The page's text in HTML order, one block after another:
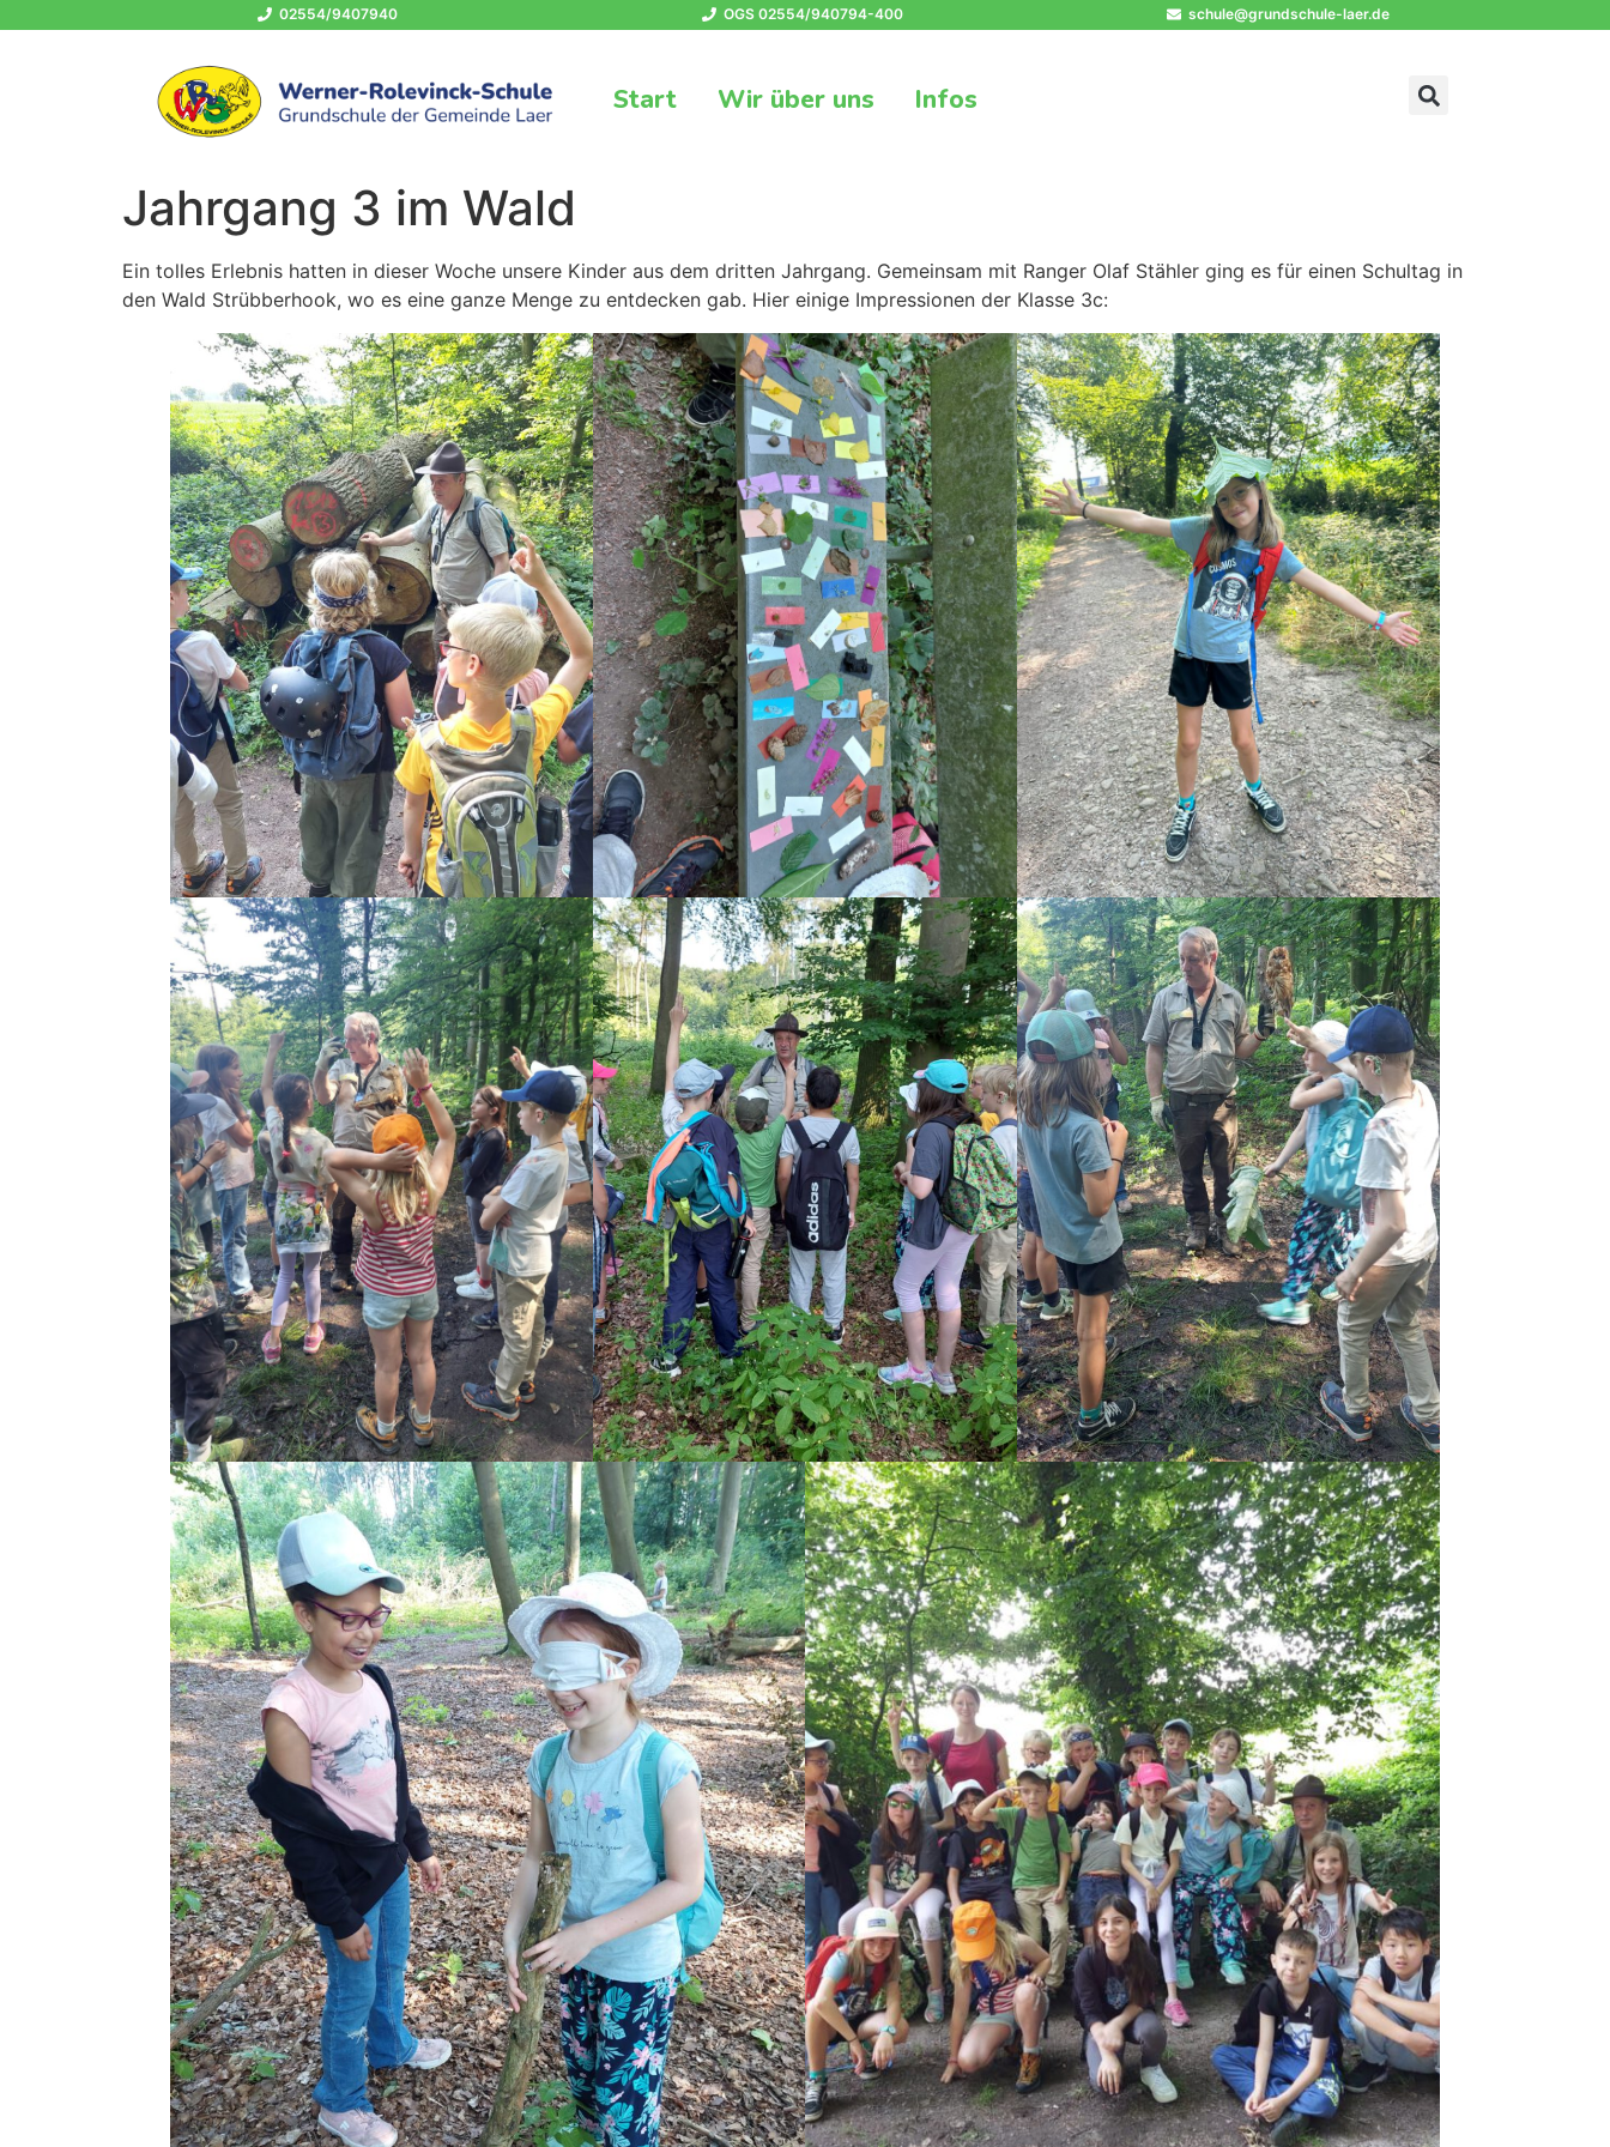
02554/9407940 OGS 02554/940794-400 schule@grundschule-laer.de
Start Wir über uns Infos
Jahrgang 3 im Wald
Ein tolles Erlebnis hatten in dieser Woche unsere Kinder aus dem dritten Jahrgang. Gemeinsam mit Ranger Olaf Stähler ging es für einen Schultag in
den Wald Strübberhook, wo es eine ganze Menge zu entdecken gab. Hier einige Impressionen der Klasse 3c: